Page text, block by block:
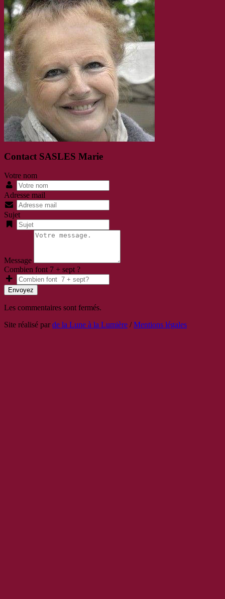
Contact SASLES Marie
Votre nom
Adresse mail
Sujet
Message
Combien font 7 + sept ?
Envoyez
Les commentaires sont fermés.
Site réalisé parde la Lune à la Lumière /Mentions légales